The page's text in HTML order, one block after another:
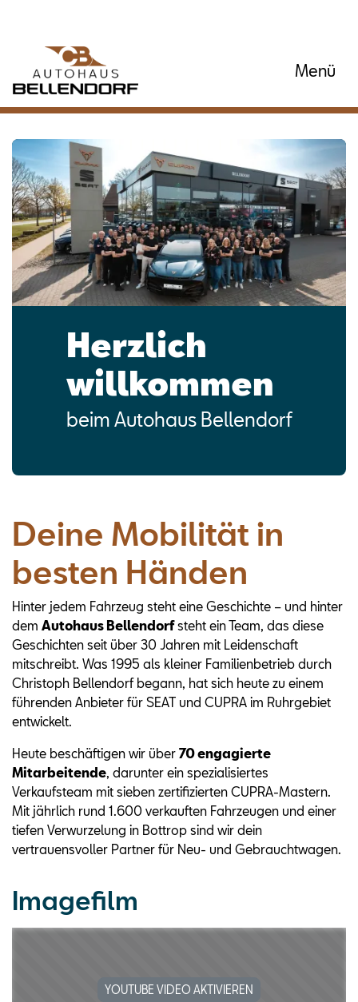
Menü
Herzlich
willkommen
beim Autohaus Bellendorf
Deine Mobilität in
besten Händen
Hinter jedem Fahrzeug steht eine Geschichte – und hinter
dem Autohaus Bellendorfsteht ein Team, das diese
Geschichten seit über 30 Jahren mit Leidenschaft
mitschreibt. Was 1995 als kleiner Familienbetrieb durch
Christoph Bellendorf begann, hat sich heute zu einem
führenden Anbieter für SEAT und CUPRA im Ruhrgebiet
entwickelt.
Heute beschäftigen wir über 70 engagierte
Mitarbeitende, darunter ein spezialisiertes
Verkaufsteam mit sieben zertifizierten CUPRA-Mastern.
Mit jährlich rund 1.600 verkauften Fahrzeugen und einer
tiefen Verwurzelung in Bottrop sind wir dein
vertrauensvoller Partner für Neu- und Gebrauchtwagen.
Imagefilm
YOUTUBE VIDEO AKTIVIEREN